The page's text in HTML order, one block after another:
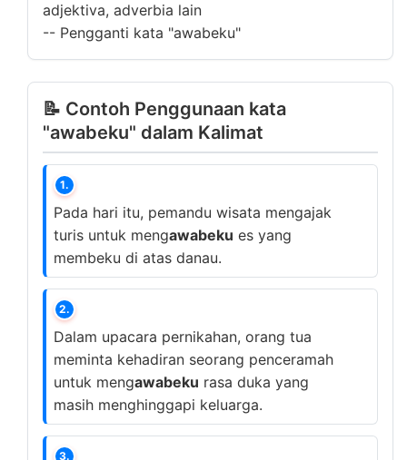
adjektiva, adverbia lain
-- Pengganti kata "awabeku"
📝 Contoh Penggunaan kata
"awabeku" dalam Kalimat
1.
Pada hari itu, pemandu wisata mengajak
turis untuk mengawabeku es yang
membeku di atas danau.
2.
Dalam upacara pernikahan, orang tua
meminta kehadiran seorang penceramah
untuk mengawabeku rasa duka yang
masih menghinggapi keluarga.
3.